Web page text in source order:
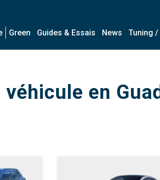
Green Guides & Essais News Tuning
en